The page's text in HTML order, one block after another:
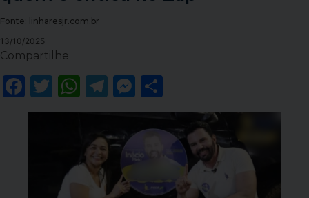
Fonte: linharesjr.com.br
13/10/2025
Compartilhe
Facebook
Twitter
WhatsApp
Telegram
Messenger